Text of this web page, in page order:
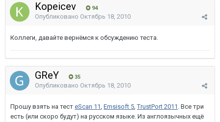
Kopeicev 94
Опубликовано Октябрь 18, 2010
Коллеги, давайте вернёмся к обсуждению теста.
GReY 35
Опубликовано Октябрь 18, 2010
Прошу взять на тест eScan 11, Emsisoft 5,TrustPort 2011 . Все три
есть (или скоро будут) на русском языке. Из англоязычных ещё